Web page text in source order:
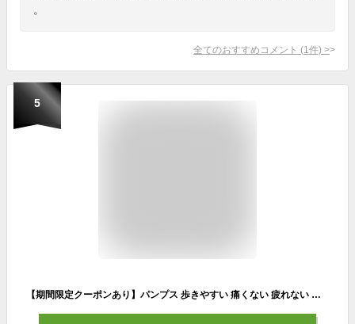
。
全てのおすすめコメント (1 件) >
5
【期間限定クーポンあり】パンプス 歩きやすい 痛くない 疲れない 脱げない 4センチヒール アーモンドトゥ レディース 靴 ファーストコンタクト FIRST CONTACT 走れるパンプス 黒 日本製 エナメル調 スムース調 スエード調 39520 39521 39522 オフィス 【2301】